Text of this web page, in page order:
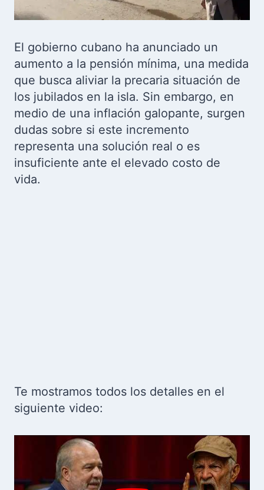
El gobierno cubano ha anunciado un
aumento a la pensión mínima, una medida
que busca aliviar la precaria situación de
los jubilados en la isla. Sin embargo, en
medio de una inflación galopante, surgen
dudas sobre si este incremento
representa una solución real o es
insuficiente ante el elevado costo de
vida.
Te mostramos todos los detalles en el
siguiente video: